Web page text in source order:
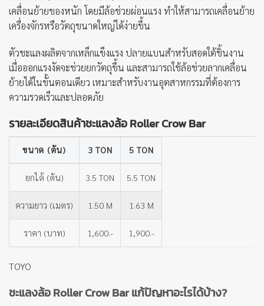
เคลื่อนย้ายของหนัก โดยมีล้อช่วยผ่อนแรง ทำให้สามารถเคลื่อนย้าย
เครื่องจักรหรือวัตถุขนาดใหญ่ได้ง่ายขึ้น
ตัวชะแลงผลิตจากเหล็กแข็งแรง ปลายแบนสำหรับสอดใต้ชิ้นงาน
เมื่อออกแรงงัดจะช่วยยกวัตถุขึ้น และสามารถใช้ล้อช่วยลากเคลื่อน
ย้ายได้ในขั้นตอนเดียว เหมาะสำหรับงานอุตสาหกรรมที่ต้องการ
ความรวดเร็วและปลอดภัย
รายละเอียดสินค้าชะแลงล้อ Roller Crow Bar
ขนาด (ตัน) 3 TON 5 TON
ยกได้ (ตัน) 3.5 TON 5.5 TON
ความยาว (เมตร) 1.50 M 1.63 M
ราคา (บาท) 1,600.- 1,900.-
TOYO
ชะแลงล้อ Roller Crow Bar แก้ปัญหาอะไรได้บ้าง?